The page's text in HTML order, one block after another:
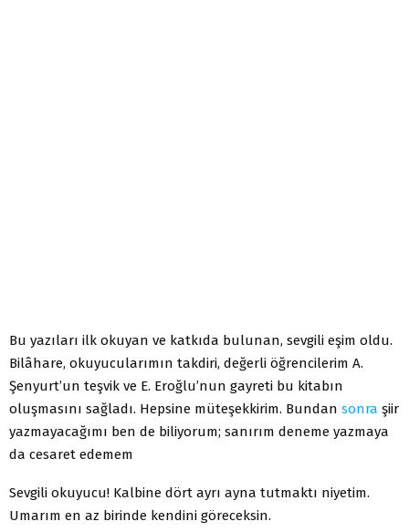
Bu yazıları ilk okuyan ve katkıda bulunan, sevgili eşim oldu.
Bilâhare, okuyucularımın takdiri, değerli öğrencilerim A.
Şenyurt’un teşvik ve E. Eroğlu’nun gayreti bu kitabın
oluşmasını sağladı. Hepsine müteşekkirim. Bundan sonra şiir
yazmayacağımı ben de biliyorum; sanırım deneme yazmaya
da cesaret edemem
Sevgili okuyucu! Kalbine dört ayrı ayna tutmaktı niyetim.
Umarım en az birinde kendini göreceksin.